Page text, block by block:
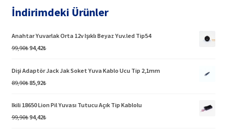
İndirimdeki Ürünler
Anahtar Yuvarlak Orta 12v Işıklı Beyaz Yuv.led Tip54
99,90₺Orijinal
94,42₺Şu
Dişi Adaptör Jack Jak Soket Yuva Kablo Ucu Tip 2,1mm
89,90₺Orijinal
85,92₺Şu
Ikili 18650 Lion Pil Yuvası Tutucu Açık Tip Kablolu
99,90₺Orijinal
94,42₺Şu